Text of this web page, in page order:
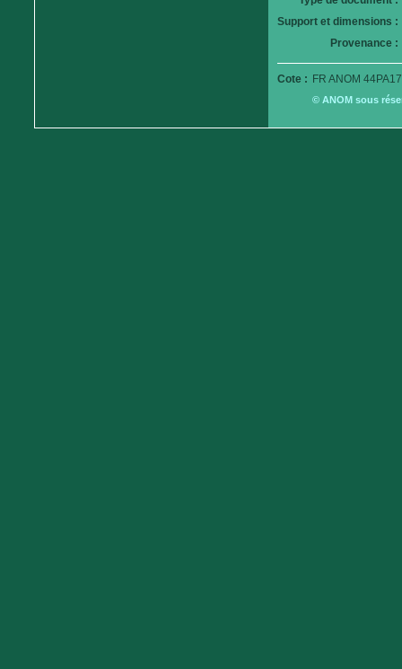
Support et dimensions :
Provenance :
Cote : FR ANOM
© ANOM sous